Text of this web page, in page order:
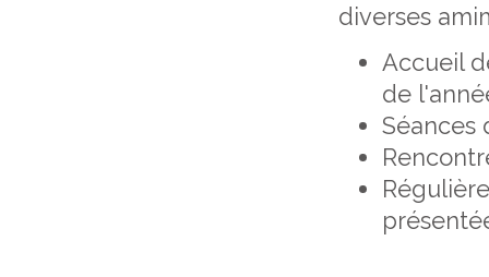
diverses
Accueil
de
Séances